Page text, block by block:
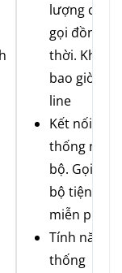
lượng cuộc
gọi đồng
thời. Không
bao giờ bận
line
Kết nối hệ
thống nội
bộ. Gọi nội
bộ tiện lợi,
miễn phí
Tính năng
thống